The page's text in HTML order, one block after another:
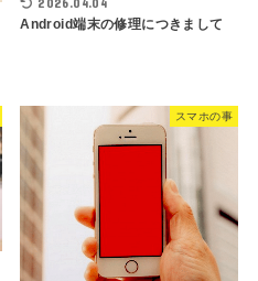
Android端末の修理につきまして
スマホの事